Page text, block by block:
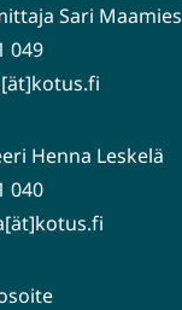
Sari Maamies
049
Henna Leskelä
040